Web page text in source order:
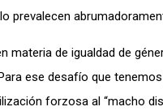
prevalecen
de igualdad de
ese desafío que
forzosa al “macho